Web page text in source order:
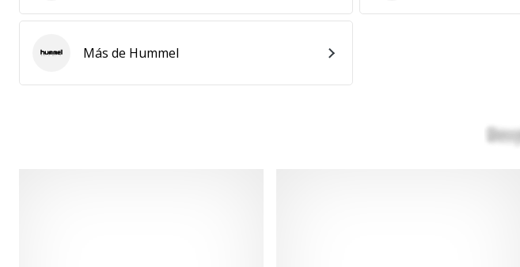
HummelMás de Hummel